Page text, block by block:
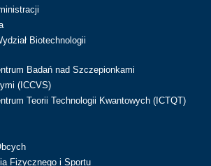
Biotechnologii
Badań nad Szczepionkami
(ICCVS)
Teorii Technologii Kwantowych (ICTQT)
Fizycznego i Sportu